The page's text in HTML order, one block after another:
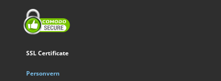
SSL Certificate
Personvern